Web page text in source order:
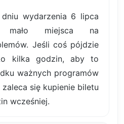
wydarzenia 6 lipca
mało miejsca na
Jeśli coś pójdzie
kilka godzin, aby to
ważnych programów
się kupienie biletu
wcześniej.